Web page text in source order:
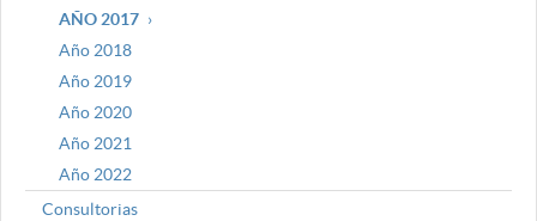
AÑO 2017
Año 2018
Año 2019
Año 2020
Año 2021
Año 2022
Consultorias